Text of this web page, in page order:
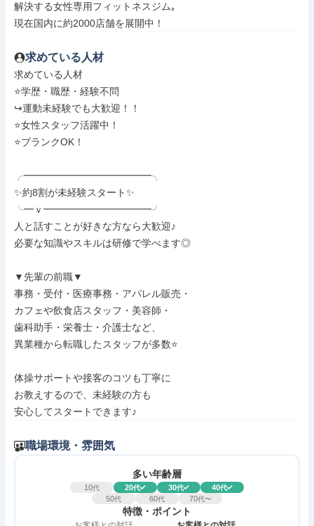
解決する女性専用フィットネスジム｡
現在国内に約2000店舗を展開中！
求めている人材
求めている人材
⭐学歴・職歴・経験不問
↪運動未経験でも大歓迎！！
⭐女性スタッフ活躍中！
⭐ブランクOK！
╭━━━━━━━━━━━━━╮
✨約8割が未経験スタート✨
╰━ｖ━━━━━━━━━━━╯
人と話すことが好きな方なら大歓迎♪
必要な知識やスキルは研修で学べます◎
▼先輩の前職▼
事務・受付・医療事務・アパレル販売・
カフェや飲食店スタッフ・美容師・
歯科助手・栄養士・介護士など、
異業種から転職したスタッフが多数⭐
体操サポートや接客のコツも丁寧に
お教えするので、未経験の方も
安心してスタートできます♪
職場環境・雰囲気
多い年齢層
10代 20代 30代 40代
50代 60代 70代〜
特徴・ポイント